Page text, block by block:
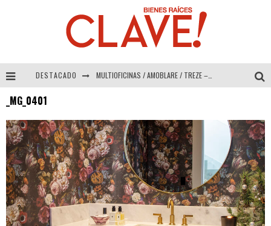
DESTACADO MULTIOFICINAS / AMOBLARE / TREZE – Especial Interiorismo & Decoración 2026
_MG_0401